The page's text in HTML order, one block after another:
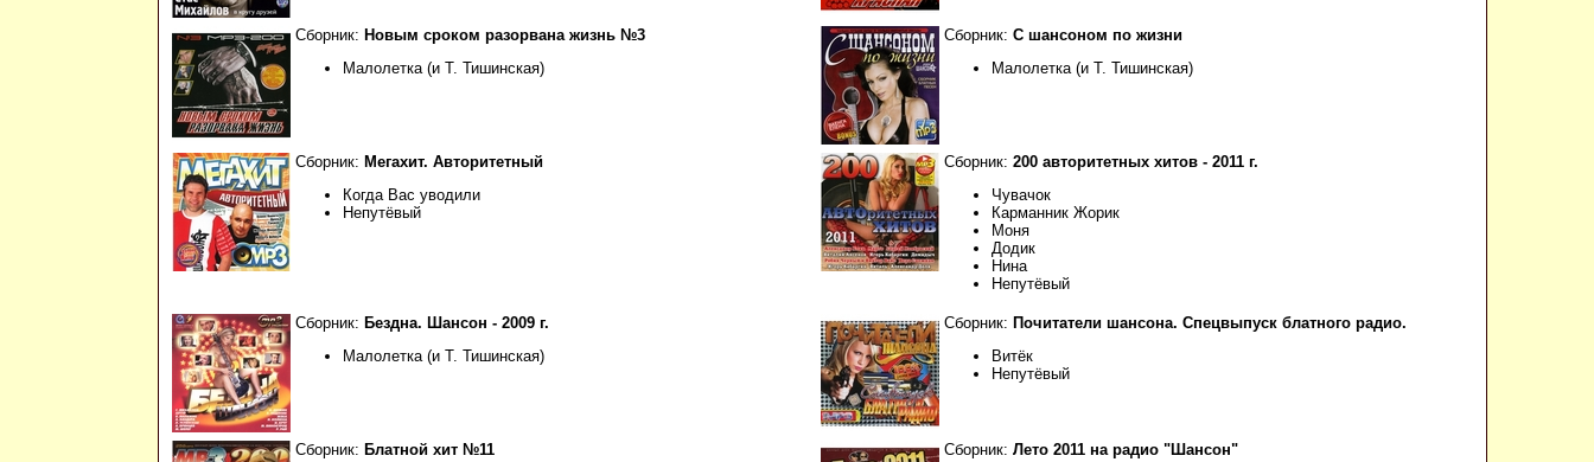
Сборник: Новым сроком разорвана жизнь №3
Малолетка (и Т. Тишинская)
Сборник: С шансоном по жизни
Малолетка (и Т. Тишинская)
Сборник: Мегахит. Авторитетный
Когда Вас уводили
Непутёвый
Сборник: 200 авторитетных хитов - 2011 г.
Чувачок
Карманник Жорик
Моня
Додик
Нина
Непутёвый
Сборник: Бездна. Шансон - 2009 г.
Малолетка (и Т. Тишинская)
Сборник: Почитатели шансона. Спецвыпуск блатного радио.
Витёк
Непутёвый
Сборник: Блатной хит №11 Сборник: Лето 2011 на радио "Шансон"